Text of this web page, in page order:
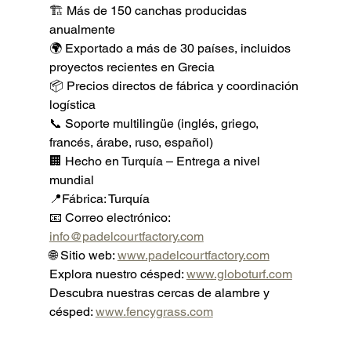
🏗 Más de 150 canchas producidas
anualmente
🌍 Exportado a más de 30 países, incluidos
proyectos recientes en Grecia
📦 Precios directos de fábrica y coordinación
logística
📞 Soporte multilingüe (inglés, griego,
francés, árabe, ruso, español)
🏢 Hecho en Turquía – Entrega a nivel
mundial
📍Fábrica: Turquía
📧 Correo electrónico:
info@padelcourtfactory.com
🌐 Sitio web: www.padelcourtfactory.com
Explora nuestro césped: www.globoturf.com
Descubra nuestras cercas de alambre y
césped: www.fencygrass.com